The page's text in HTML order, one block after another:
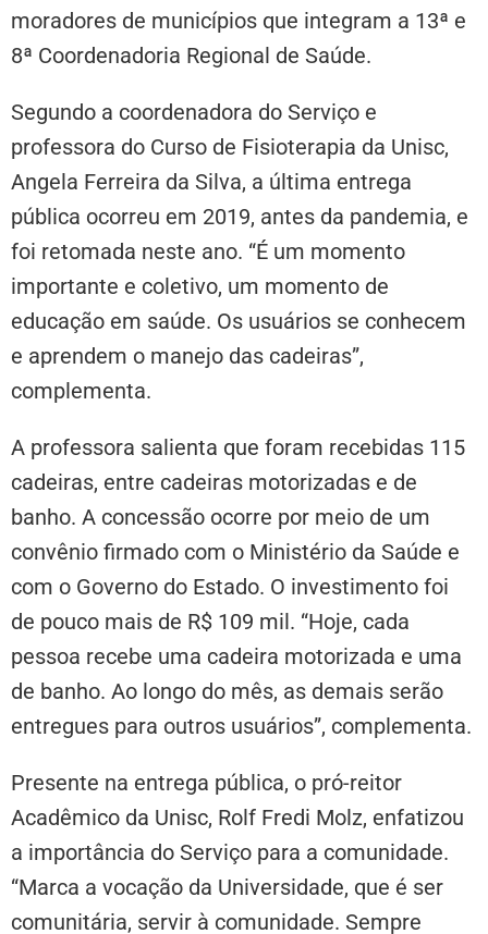
moradores de municípios que integram a 13ª e
8ª Coordenadoria Regional de Saúde.
Segundo a coordenadora do Serviço e
professora do Curso de Fisioterapia da Unisc,
Angela Ferreira da Silva, a última entrega
pública ocorreu em 2019, antes da pandemia, e
foi retomada neste ano. “É um momento
importante e coletivo, um momento de
educação em saúde. Os usuários se conhecem
e aprendem o manejo das cadeiras”,
complementa.
A professora salienta que foram recebidas 115
cadeiras, entre cadeiras motorizadas e de
banho. A concessão ocorre por meio de um
convênio firmado com o Ministério da Saúde e
com o Governo do Estado. O investimento foi
de pouco mais de R$ 109 mil. “Hoje, cada
pessoa recebe uma cadeira motorizada e uma
de banho. Ao longo do mês, as demais serão
entregues para outros usuários”, complementa.
Presente na entrega pública, o pró-reitor
Acadêmico da Unisc, Rolf Fredi Molz, enfatizou
a importância do Serviço para a comunidade.
“Marca a vocação da Universidade, que é ser
comunitária, servir à comunidade. Sempre